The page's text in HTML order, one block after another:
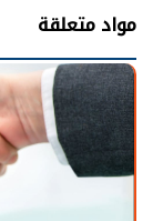
مواد متعلقة